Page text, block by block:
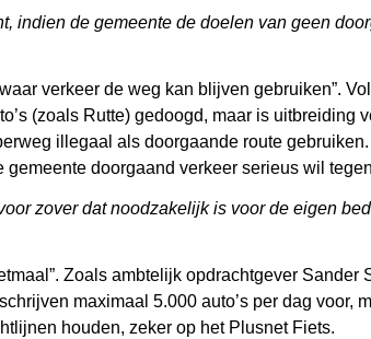
indien de gemeente de doelen van geen
verkeer de weg kan blijven gebruiken”.
(zoals Rutte) gedoogd, maar is uitbreiding
illegaal als doorgaande route
doorgaand verkeer serieus wil
zover dat noodzakelijk is voor de eigen
Zoals ambtelijk opdrachtgever
maximaal 5.000 auto’s per dag voor,
houden, zeker op het Plusnet Fiets.